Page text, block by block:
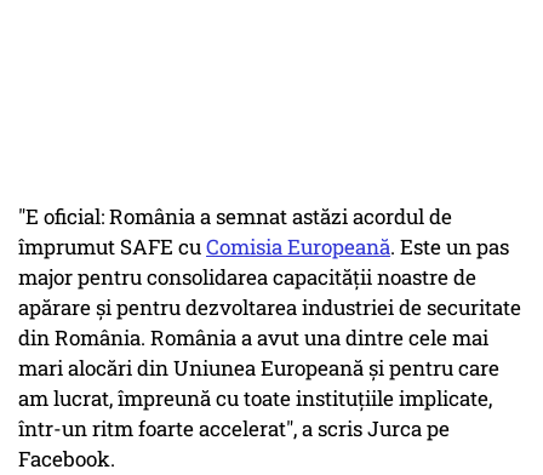
"E oficial: România a semnat astăzi acordul de
împrumut SAFE cuComisia Europeană. Este un pas
major pentru consolidarea capacităţii noastre de
apărare şi pentru dezvoltarea industriei de securitate
din România. România a avut una dintre cele mai
mari alocări din Uniunea Europeană şi pentru care
am lucrat, împreună cu toate instituţiile implicate,
într-un ritm foarte accelerat", a scris Jurca pe
Facebook.